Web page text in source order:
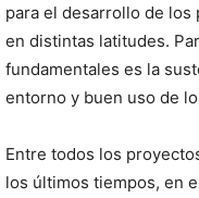
para el desarrollo de los
en distintas latitudes.
fundamentales es la
entorno y buen uso de
Entre todos los
los últimos tiempos, en